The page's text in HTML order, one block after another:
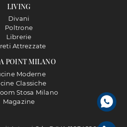
POINT MILANO
Moderne
Classiche
Stosa Milano
Magazine
LIVING
Divani
Poltrone
Librerie
Attrezzate